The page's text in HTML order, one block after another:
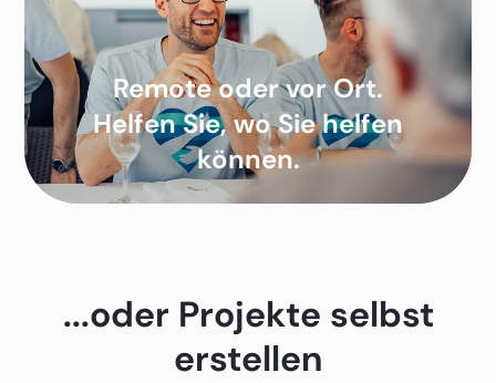
Remote oder vor Ort.
Helfen Sie, wo Sie helfen
können.
...oder Projekte selbst
erstellen